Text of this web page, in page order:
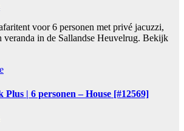
voor 6 personen met privé jacuzzi,
veranda in de Sallandse Heuvelrug. Bekijk
Plus | 6 personen – House [#12569]